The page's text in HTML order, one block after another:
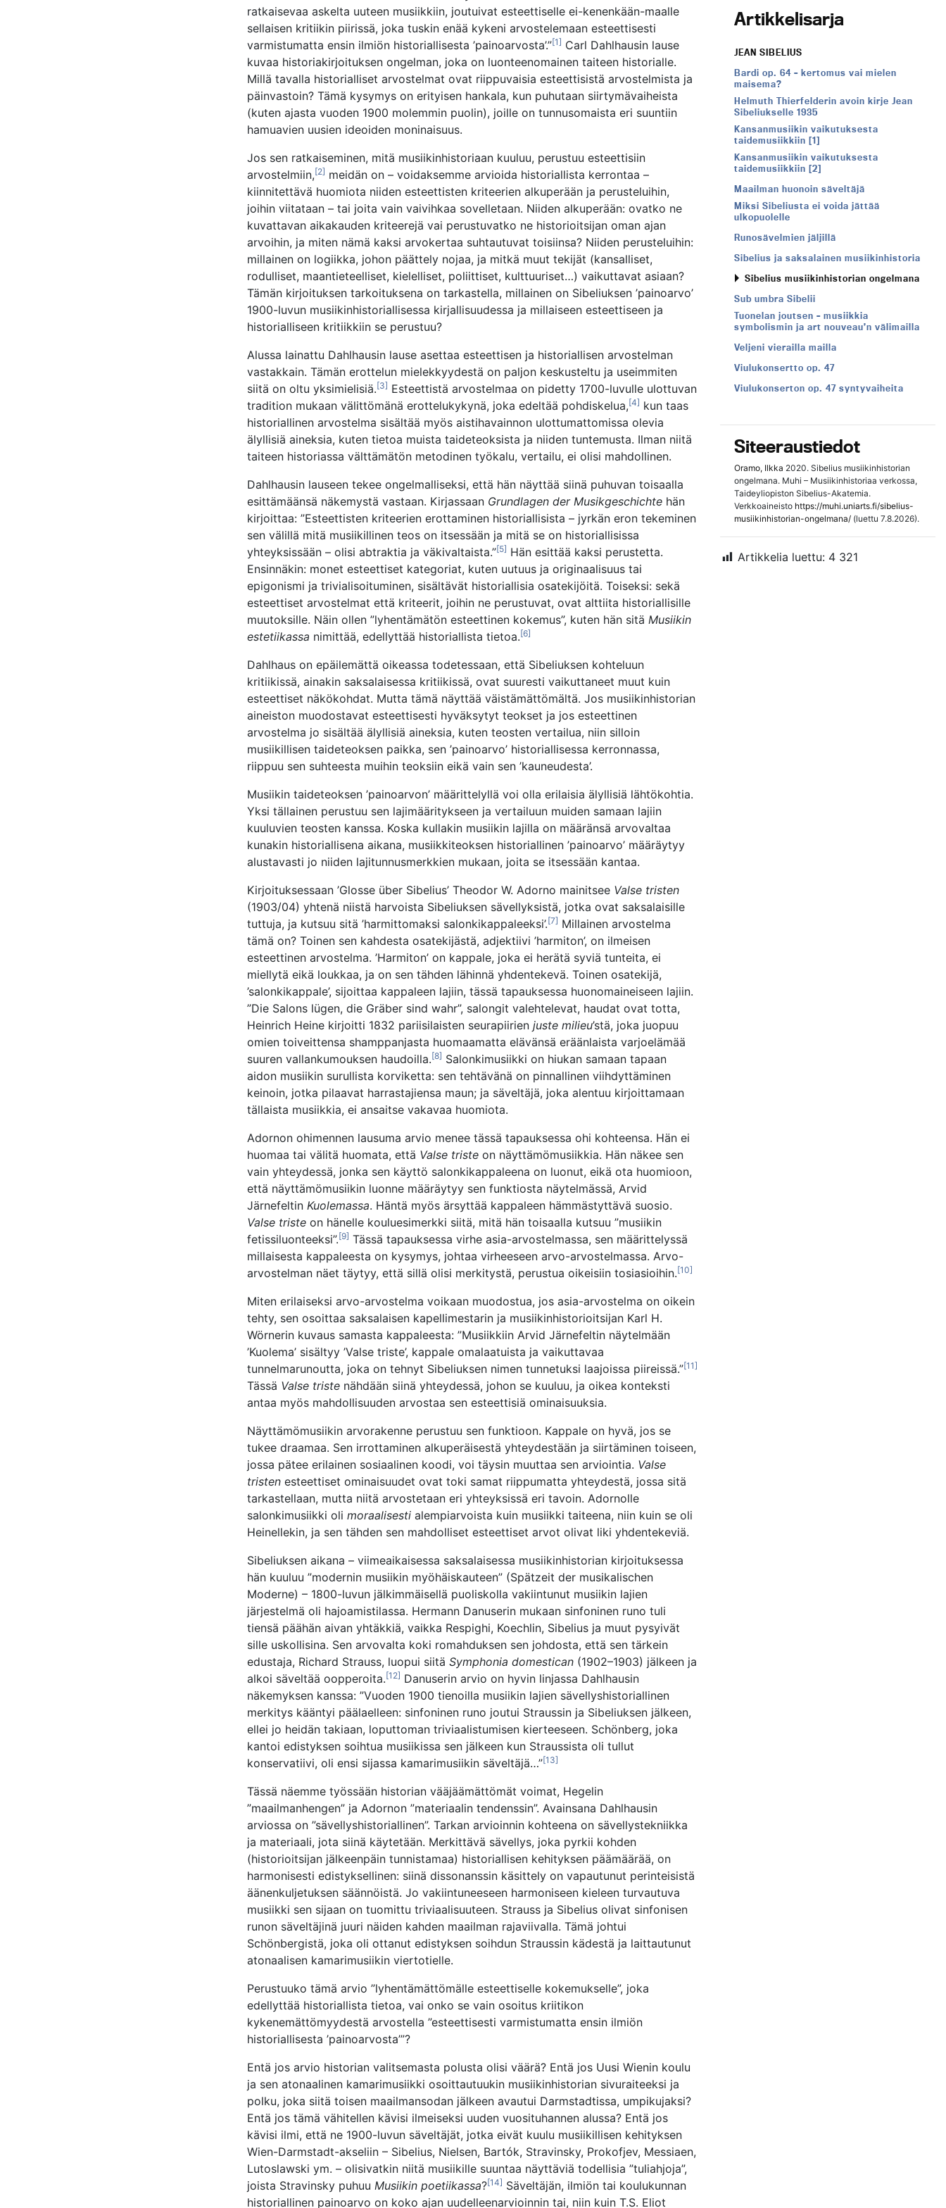
ratkaisevaa askelta uuteen musiikkiin, joutuivat esteettiselle ei-kenenkään-maalle
sellaisen kritiikin piirissä, joka tuskin enää kykeni arvostelemaan esteettisesti
varmistumatta ensin ilmiön historiallisesta ’painoarvosta’.”[1] Carl Dahlhausin lause
kuvaa historiakirjoituksen ongelman, joka on luonteenomainen taiteen historialle.
Millä tavalla historialliset arvostelmat ovat riippuvaisia esteettisistä arvostelmista ja
päinvastoin? Tämä kysymys on erityisen hankala, kun puhutaan siirtymävaiheista
(kuten ajasta vuoden 1900 molemmin puolin), joille on tunnusomaista eri suuntiin
hamuavien uusien ideoiden moninaisuus.
Jos sen ratkaiseminen, mitä musiikinhistoriaan kuuluu, perustuu esteettisiin
arvostelmiin, [2] meidän on – voidaksemme arvioida historiallista kerrontaa –
kiinnitettävä huomiota niiden esteettisten kriteerien alkuperään ja perusteluihin,
joihin viitataan – tai joita vain vaivihkaa sovelletaan. Niiden alkuperään: ovatko ne
kuvattavan aikakauden kriteerejä vai perustuvatko ne historioitsijan oman ajan
arvoihin, ja miten nämä kaksi arvokertaa suhtautuvat toisiinsa? Niiden perusteluihin:
millainen on logiikka, johon päättely nojaa, ja mitkä muut tekijät (kansalliset,
rodulliset, maantieteelliset, kielelliset, poliittiset, kulttuuriset…) vaikuttavat asiaan?
Tämän kirjoituksen tarkoituksena on tarkastella, millainen on Sibeliuksen ’painoarvo’
1900-luvun musiikinhistoriallisessa kirjallisuudessa ja millaiseen esteettiseen ja
historialliseen kritiikkiin se perustuu?
Alussa lainattu Dahlhausin lause asettaa esteettisen ja historiallisen arvostelman
vastakkain. Tämän erottelun mielekkyydestä on paljon keskusteltu ja useimmiten
siitä on oltu yksimielisiä. [3] Esteettistä arvostelmaa on pidetty 1700-luvulle ulottuvan
tradition mukaan välittömänä erottelukykynä, joka edeltää pohdiskelua, [4] kun taas
historiallinen arvostelma sisältää myös aistihavainnon ulottumattomissa olevia
älyllisiä aineksia, kuten tietoa muista taideteoksista ja niiden tuntemusta. Ilman niitä
taiteen historiassa välttämätön metodinen työkalu, vertailu, ei olisi mahdollinen.
Dahlhausin lauseen tekee ongelmalliseksi, että hän näyttää siinä puhuvan toisaalla
esittämäänsä näkemystä vastaan. Kirjassaan Grundlagen der Musikgeschichte hän
kirjoittaa: ”Esteettisten kriteerien erottaminen historiallisista – jyrkän eron tekeminen
sen välillä mitä musiikillinen teos on itsessään ja mitä se on historiallisissa
yhteyksissään – olisi abtraktia ja väkivaltaista.”[5] Hän esittää kaksi perustetta.
Ensinnäkin: monet esteettiset kategoriat, kuten uutuus ja originaalisuus tai
epigonismi ja trivialisoituminen, sisältävät historiallisia osatekijöitä. Toiseksi: sekä
esteettiset arvostelmat että kriteerit, joihin ne perustuvat, ovat alttiita historiallisille
muutoksille. Näin ollen ”lyhentämätön esteettinen kokemus”, kuten hän sitä Musiikin
estetiikassa nimittää, edellyttää historiallista tietoa. [6]
Dahlhaus on epäilemättä oikeassa todetessaan, että Sibeliuksen kohteluun
kritiikissä, ainakin saksalaisessa kritiikissä, ovat suuresti vaikuttaneet muut kuin
esteettiset näkökohdat. Mutta tämä näyttää väistämättömältä. Jos musiikinhistorian
aineiston muodostavat esteettisesti hyväksytyt teokset ja jos esteettinen
arvostelma jo sisältää älyllisiä aineksia, kuten teosten vertailua, niin silloin
musiikillisen taideteoksen paikka, sen ’painoarvo’ historiallisessa kerronnassa,
riippuu sen suhteesta muihin teoksiin eikä vain sen ’kauneudesta’.
Musiikin taideteoksen ’painoarvon’ määrittelyllä voi olla erilaisia älyllisiä lähtökohtia.
Yksi tällainen perustuu sen lajimääritykseen ja vertailuun muiden samaan lajiin
kuuluvien teosten kanssa. Koska kullakin musiikin lajilla on määränsä arvovaltaa
kunakin historiallisena aikana, musiikkiteoksen historiallinen ’painoarvo’ määräytyy
alustavasti jo niiden lajitunnusmerkkien mukaan, joita se itsessään kantaa.
Kirjoituksessaan ’Glosse über Sibelius’ Theodor W. Adorno mainitsee Valse tristen
(1903/04) yhtenä niistä harvoista Sibeliuksen sävellyksistä, jotka ovat saksalaisille
tuttuja, ja kutsuu sitä ’harmittomaksi salonkikappaleeksi’. [7] Millainen arvostelma
tämä on? Toinen sen kahdesta osatekijästä, adjektiivi ’harmiton’, on ilmeisen
esteettinen arvostelma. ’Harmiton’ on kappale, joka ei herätä syviä tunteita, ei
miellytä eikä loukkaa, ja on sen tähden lähinnä yhdentekevä. Toinen osatekijä,
’salonkikappale’, sijoittaa kappaleen lajiin, tässä tapauksessa huonomaineiseen lajiin.
”Die Salons lügen, die Gräber sind wahr”, salongit valehtelevat, haudat ovat totta,
Heinrich Heine kirjoitti 1832 pariisilaisten seurapiirien juste milieu’stä, joka juopuu
omien toiveittensa shamppanjasta huomaamatta elävänsä eräänlaista varjoelämää
suuren vallankumouksen haudoilla. [8] Salonkimusiikki on hiukan samaan tapaan
aidon musiikin surullista korviketta: sen tehtävänä on pinnallinen viihdyttäminen
keinoin, jotka pilaavat harrastajiensa maun; ja säveltäjä, joka alentuu kirjoittamaan
tällaista musiikkia, ei ansaitse vakavaa huomiota.
Adornon ohimennen lausuma arvio menee tässä tapauksessa ohi kohteensa. Hän ei
huomaa tai välitä huomata, että Valse triste on näyttämömusiikkia. Hän näkee sen
vain yhteydessä, jonka sen käyttö salonkikappaleena on luonut, eikä ota huomioon,
että näyttämömusiikin luonne määräytyy sen funktiosta näytelmässä, Arvid
Järnefeltin Kuolemassa. Häntä myös ärsyttää kappaleen hämmästyttävä suosio.
Valse triste on hänelle kouluesimerkki siitä, mitä hän toisaalla kutsuu ”musiikin
fetissiluonteeksi”. [9] Tässä tapauksessa virhe asia-arvostelmassa, sen määrittelyssä
millaisesta kappaleesta on kysymys, johtaa virheeseen arvo-arvostelmassa. Arvo-
arvostelman näet täytyy, että sillä olisi merkitystä, perustua oikeisiin tosiasioihin. [10]
Miten erilaiseksi arvo-arvostelma voikaan muodostua, jos asia-arvostelma on oikein
tehty, sen osoittaa saksalaisen kapellimestarin ja musiikinhistorioitsijan Karl H.
Wörnerin kuvaus samasta kappaleesta: ”Musiikkiin Arvid Järnefeltin näytelmään
’Kuolema’ sisältyy ’Valse triste’, kappale omalaatuista ja vaikuttavaa
tunnelmarunoutta, joka on tehnyt Sibeliuksen nimen tunnetuksi laajoissa piireissä.”[11]
Tässä Valse triste nähdään siinä yhteydessä, johon se kuuluu, ja oikea konteksti
antaa myös mahdollisuuden arvostaa sen esteettisiä ominaisuuksia.
Näyttämömusiikin arvorakenne perustuu sen funktioon. Kappale on hyvä, jos se
tukee draamaa. Sen irrottaminen alkuperäisestä yhteydestään ja siirtäminen toiseen,
jossa pätee erilainen sosiaalinen koodi, voi täysin muuttaa sen arviointia. Valse
tristen esteettiset ominaisuudet ovat toki samat riippumatta yhteydestä, jossa sitä
tarkastellaan, mutta niitä arvostetaan eri yhteyksissä eri tavoin. Adornolle
salonkimusiikki oli moraalisesti alempiarvoista kuin musiikki taiteena, niin kuin se oli
Heinellekin, ja sen tähden sen mahdolliset esteettiset arvot olivat liki yhdentekeviä.
Sibeliuksen aikana – viimeaikaisessa saksalaisessa musiikinhistorian kirjoituksessa
hän kuuluu ”modernin musiikin myöhäiskauteen” (Spätzeit der musikalischen
Moderne) – 1800-luvun jälkimmäisellä puoliskolla vakiintunut musiikin lajien
järjestelmä oli hajoamistilassa. Hermann Danuserin mukaan sinfoninen runo tuli
tiensä päähän aivan yhtäkkiä, vaikka Respighi, Koechlin, Sibelius ja muut pysyivät
sille uskollisina. Sen arvovalta koki romahduksen sen johdosta, että sen tärkein
edustaja, Richard Strauss, luopui siitä Symphonia domestican (1902–1903) jälkeen ja
alkoi säveltää oopperoita. [12] Danuserin arvio on hyvin linjassa Dahlhausin
näkemyksen kanssa: ”Vuoden 1900 tienoilla musiikin lajien sävellyshistoriallinen
merkitys kääntyi päälaelleen: sinfoninen runo joutui Straussin ja Sibeliuksen jälkeen,
ellei jo heidän takiaan, loputtoman triviaalistumisen kierteeseen. Schönberg, joka
kantoi edistyksen soihtua musiikissa sen jälkeen kun Straussista oli tullut
konservatiivi, oli ensi sijassa kamarimusiikin säveltäjä…”[13]
Tässä näemme työssään historian vääjäämättömät voimat, Hegelin
”maailmanhengen” ja Adornon ”materiaalin tendenssin”. Avainsana Dahlhausin
arviossa on ”sävellyshistoriallinen”. Tarkan arvioinnin kohteena on sävellystekniikka
ja materiaali, jota siinä käytetään. Merkittävä sävellys, joka pyrkii kohden
(historioitsijan jälkeenpäin tunnistamaa) historiallisen kehityksen päämäärää, on
harmonisesti edistyksellinen: siinä dissonanssin käsittely on vapautunut perinteisistä
äänenkuljetuksen säännöistä. Jo vakiintuneeseen harmoniseen kieleen turvautuva
musiikki sen sijaan on tuomittu triviaalisuuteen. Strauss ja Sibelius olivat sinfonisen
runon säveltäjinä juuri näiden kahden maailman rajaviivalla. Tämä johtui
Schönbergistä, joka oli ottanut edistyksen soihdun Straussin kädestä ja laittautunut
atonaalisen kamarimusiikin viertotielle.
Perustuuko tämä arvio ”lyhentämättömälle esteettiselle kokemukselle”, joka
edellyttää historiallista tietoa, vai onko se vain osoitus kriitikon
kykenemättömyydestä arvostella ”esteettisesti varmistumatta ensin ilmiön
historiallisesta ’painoarvosta’”?
Entä jos arvio historian valitsemasta polusta olisi väärä? Entä jos Uusi Wienin koulu
ja sen atonaalinen kamarimusiikki osoittautuukin musiikinhistorian sivuraiteeksi ja
polku, joka siitä toisen maailmansodan jälkeen avautui Darmstadtissa, umpikujaksi?
Entä jos tämä vähitellen kävisi ilmeiseksi uuden vuosituhannen alussa? Entä jos
kävisi ilmi, että ne 1900-luvun säveltäjät, jotka eivät kuulu musiikillisen kehityksen
Wien-Darmstadt-akseliin – Sibelius, Nielsen, Bartók, Stravinsky, Prokofjev, Messiaen,
Lutoslawski ym. – olisivatkin niitä musiikille suuntaa näyttäviä todellisia ”tuliahjoja”,
joista Stravinsky puhuu Musiikin poetiikassa?[14] Säveltäjän, ilmiön tai koulukunnan
historiallinen painoarvo on koko ajan uudelleenarvioinnin tai, niin kuin T.S. Eliot
Artikkelisarja
JEAN SIBELIUS
Bardi op. 64 – kertomus vai mielen
maisema?
Helmuth Thierfelderin avoin kirje Jean
Sibeliukselle 1935
Kansanmusiikin vaikutuksesta
taidemusiikkiin [1]
Kansanmusiikin vaikutuksesta
taidemusiikkiin [2]
Maailman huonoin säveltäjä
Miksi Sibeliusta ei voida jättää
ulkopuolelle
Runosävelmien jäljillä
Sibelius ja saksalainen musiikinhistoria
Sibelius musiikinhistorian ongelmana
Sub umbra Sibelii
Tuonelan joutsen – musiikkia
symbolismin ja art nouveau’n välimailla
Veljeni vierailla mailla
Viulukonsertto op. 47
Viulukonserton op. 47 syntyvaiheita
Siteeraustiedot
Oramo, Ilkka 2020. Sibelius musiikinhistorian
ongelmana. Muhi – Musiikinhistoriaa verkossa,
Taideyliopiston Sibelius-Akatemia.
Verkkoaineisto https://muhi.uniarts.fi/sibelius-
musiikinhistorian-ongelmana/ (luettu 7.8.2026).
Artikkelia luettu: 4 321